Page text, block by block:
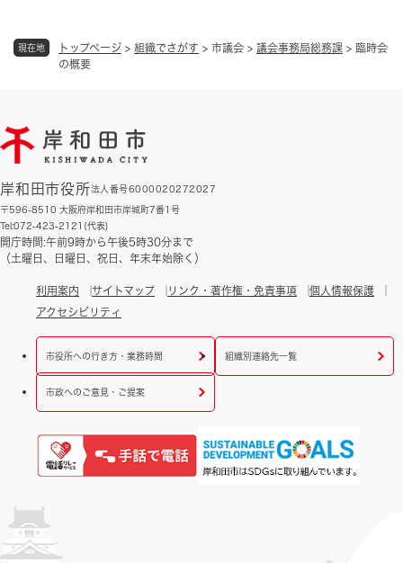
現在地 トップページ > 組織でさがす > 市議会 > 議会事務局総務課 > 臨時会
の概要
岸和田市役所法人番号6000020272027
〒596-8510 大阪府岸和田市岸城町7番1号
Tel:072-423-2121(代表)
開庁時間:午前9時から午後5時30分まで
（土曜日、日曜日、祝日、年末年始除く）
利用案内 サイトマップ リンク・著作権・免責事項
個人情報保護
アクセシビリティ
市役所への行き方・業務時間 組織別連絡先一覧
市政へのご意見・ご提案